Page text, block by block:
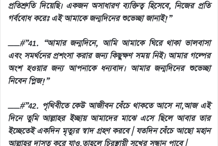
প্রতিশ্রুতি দিয়েছি। একজন অসাধারণ ব্যক্তিত্ব হিসেবে, নিজের প্রতি
গর্ববোধ করেঃ এই আমাকে জন্মদিনের শুভেচ্ছা জানাই!”
__#”41. “আমার জন্মদিনে, আমি আমাকে ঘিরে থাকা ভালবাসা
এবং সমর্থনের প্রশংসা করার জন্য কিছুক্ষণ সময় নিই। আমার গল্পের
অংশ হওয়ার জন্য আপনাকে ধন্যবাদ। আমার জন্মদিনের শুভেচ্ছা
নিবেন প্লিজ!”
__#”42. পৃথিবীতে কেউ আজীবন বেঁচে থাকতে আসে না,আজ এই
দিনে তুমি আল্লাহর ইচ্ছায় আমাদের মাঝে এসে ছিলে আবার তার
ইচ্ছেতেই একদিন মৃত্যুর স্বাদ গ্রহণ করবে | যতদিন বেঁচে আছো মহান